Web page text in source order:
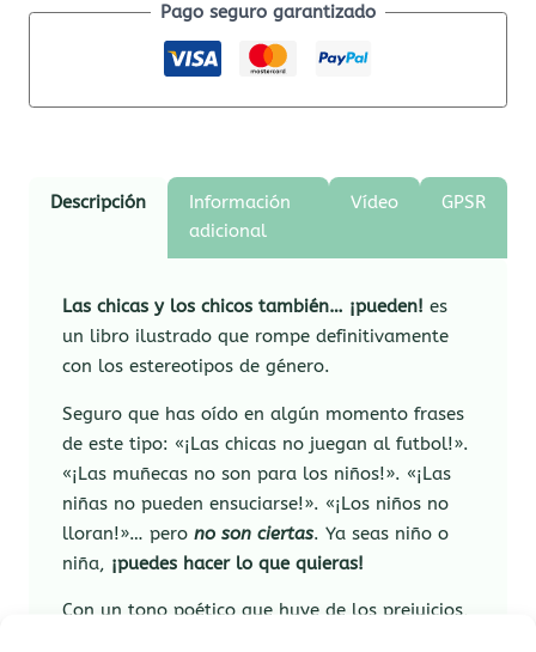
Pago seguro garantizado
Descripción
Información
adicional
Vídeo GPSR
Las chicas y los chicos también… ¡pueden! es
un libro ilustrado que rompe definitivamente
con los estereotipos de género.
Seguro que has oído en algún momento frases
de este tipo: «¡Las chicas no juegan al futbol!».
«¡Las muñecas no son para los niños!». «¡Las
niñas no pueden ensuciarse!». «¡Los niños no
lloran!»… perono son ciertas. Ya seas niño o
niña, ¡puedes hacer lo que quieras!
Con un tono poético que huye de los prejuicios,